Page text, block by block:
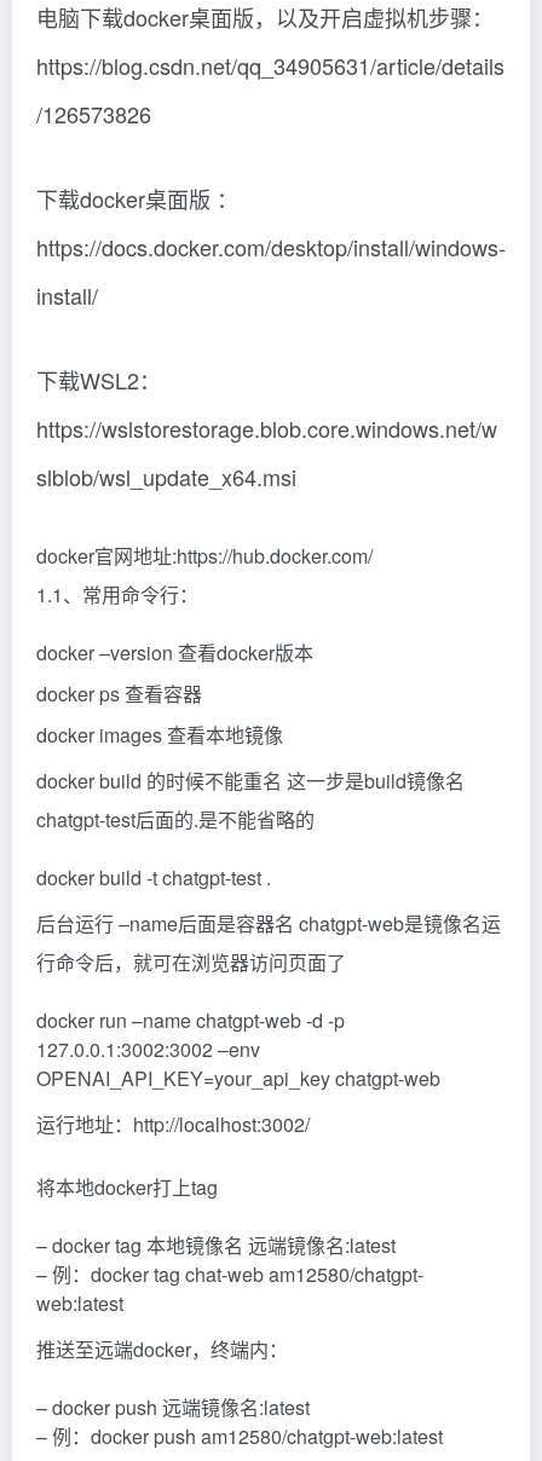
电脑下载docker桌面版，以及开启虚拟机步骤：
https://blog.csdn.net/qq_34905631/article/details
/126573826
下载docker桌面版 ：
https://docs.docker.com/desktop/install/windows-
install/
下载WSL2：
https://wslstorestorage.blob.core.windows.net/w
slblob/wsl_update_x64.msi
docker官网地址:https://hub.docker.com/
1.1、常用命令行：
docker –version 查看docker版本
docker ps 查看容器
docker images 查看本地镜像
docker build 的时候不能重名 这一步是build镜像名
chatgpt-test后面的.是不能省略的
docker build -t chatgpt-test .
后台运行 –name后面是容器名 chatgpt-web是镜像名运
行命令后，就可在浏览器访问页面了
docker run –name chatgpt-web -d -p
127.0.0.1:3002:3002 –env
OPENAI_API_KEY=your_api_key chatgpt-web
运行地址：http://localhost:3002/
将本地docker打上tag
– docker tag 本地镜像名 远端镜像名:latest
– 例：docker tag chat-web am12580/chatgpt-
web:latest
推送至远端docker，终端内：
– docker push 远端镜像名:latest
– 例：docker push am12580/chatgpt-web:latest